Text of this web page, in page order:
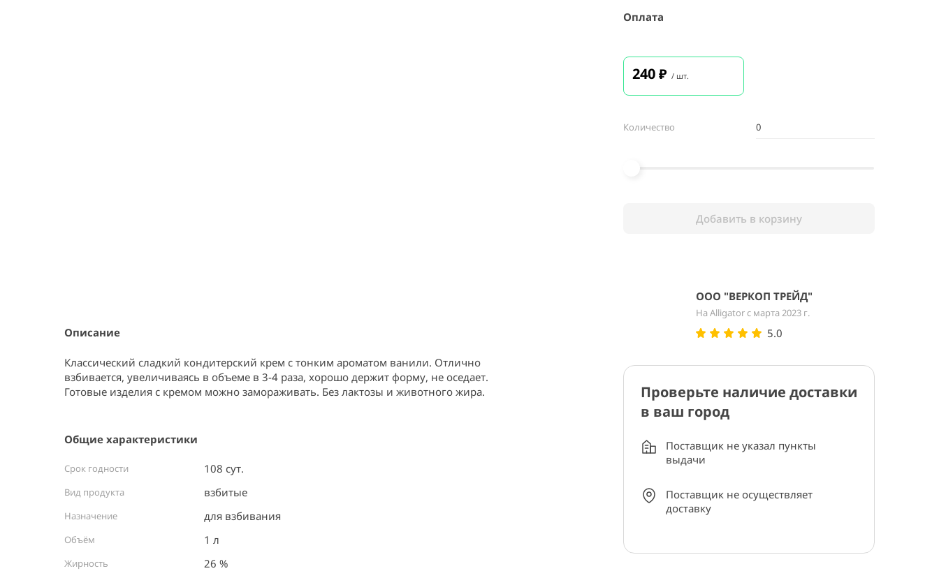
1
Описание
Классический сладкий кондитерский крем с тонким ароматом ванили. Отлично
взбивается, увеличиваясь в объеме в 3-4 раза, хорошо держит форму, не оседает.
Готовые изделия с кремом можно замораживать. Без лактозы и животного жира.
Общие характеристики
Срок годности 108 сут.
Вид продукта взбитые
Назначение для взбивания
Объём 1 л
Жирность 26 %
Оплата
240₽ / шт.
Количество
Добавить в корзину
ООО "ВЕРКОП ТРЕЙД"
На Alligator с марта 2023 г.
5.0
Проверьте наличие доставки
в ваш город
Поставщик не указал пункты
выдачи
Поставщик не осуществляет
доставку